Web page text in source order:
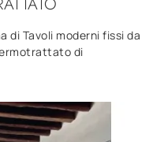
di Tavoli moderni fissi da
di